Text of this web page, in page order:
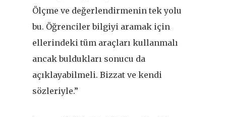
Ölçme ve değerlendirmenin tek yolu
bu. Öğrenciler bilgiyi aramak için
ellerindeki tüm araçları kullanmalı
ancak buldukları sonucu da
açıklayabilmeli. Bizzat ve kendi
sözleriyle.”